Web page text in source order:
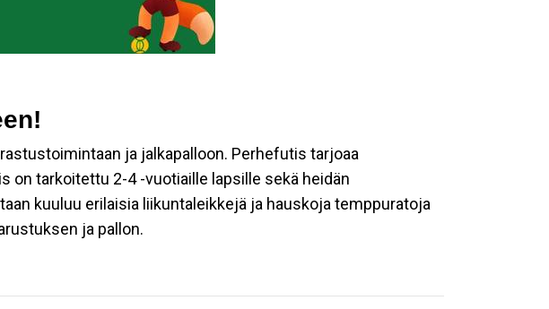
ja jalkapalloon. Perhefutis tarjoaa
tarkoitettu 2-4 -vuotiaille lapsille sekä heidän
kuuluu erilaisia liikuntaleikkejä ja hauskoja temppuratoja
ja pallon.